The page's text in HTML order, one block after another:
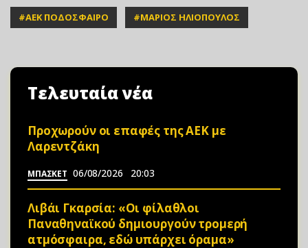
#ΑΕΚ ΠΟΔΟΣΦΑΙΡΟ #ΜΑΡΙΟΣ ΗΛΙΟΠΟΥΛΟΣ
Τελευταία νέα
Προχωρούν οι επαφές της ΑΕΚ με
Λαρεντζάκη
ΜΠΑΣΚΕΤ 06/08/2026 20:03
Λιβάι Γκαρσία: «Οι φίλαθλοι
Παναθηναϊκού δημιουργούν τρομερή
ατμόσφαιρα, εδώ υπάρχει όραμα»